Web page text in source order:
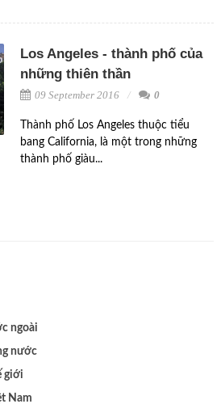
Los Angeles - thành phố của
những thiên thần
09 September 2016 0
Thành phố Los Angeles thuộc tiểu
bang California, là một trong những
thành phố giàu...
ngoài
nước
giới
Nam